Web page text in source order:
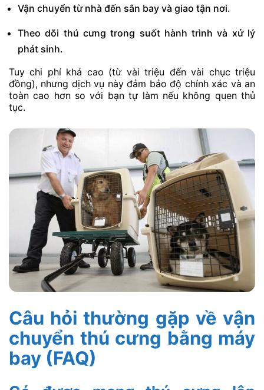
Vận chuyển từ nhà đến sân bay và giao tận nơi.
Theo dõi thú cưng trong suốt hành trình và xử lý
phát sinh.
Tuy chi phí khá cao (từ vài triệu đến vài chục triệu
đồng), nhưng dịch vụ này đảm bảo độ chính xác và an
toàn cao hơn so với bạn tự làm nếu không quen thủ
tục.
Câu hỏi thường gặp về vận
chuyển thú cưng bằng máy
bay (FAQ)